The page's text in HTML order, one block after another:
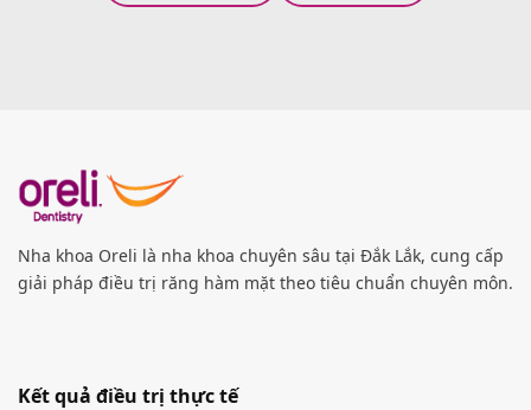
Nha khoa Oreli là nha khoa chuyên sâu tại Đắk Lắk, cung cấp
giải pháp điều trị răng hàm mặt theo tiêu chuẩn chuyên môn.
Kết quả điều trị thực tế